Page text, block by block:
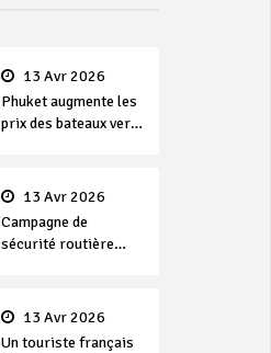
13 Avr 2026
Phuket augmente les
prix des bateaux vers
13 Avr 2026
Campagne de
sécurité routière
13 Avr 2026
Un touriste français